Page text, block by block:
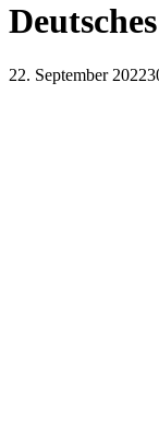
22. September 2022